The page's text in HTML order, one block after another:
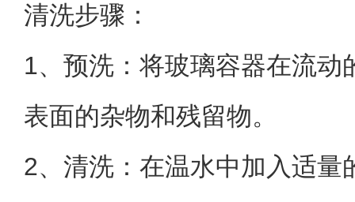
清洗步骤：
1、 预洗：将玻璃容器在流动
表面的杂物和残留物。
2、 清洗：在温水中加入适量